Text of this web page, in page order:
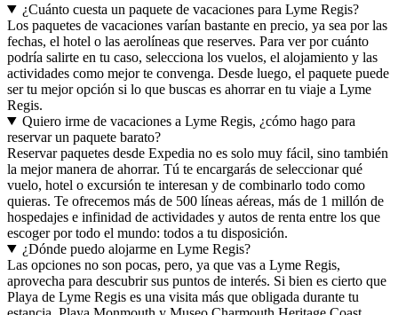
¿Cuánto cuesta un paquete de vacaciones para Lyme Regis?
Los paquetes de vacaciones varían bastante en precio, ya sea por las
fechas, el hotel o las aerolíneas que reserves. Para ver por cuánto
podría salirte en tu caso, selecciona los vuelos, el alojamiento y las
actividades como mejor te convenga. Desde luego, el paquete puede
ser tu mejor opción si lo que buscas es ahorrar en tu viaje a Lyme
Regis.
Quiero irme de vacaciones a Lyme Regis, ¿cómo hago para
reservar un paquete barato?
Reservar paquetes desde Expedia no es solo muy fácil, sino también
la mejor manera de ahorrar. Tú te encargarás de seleccionar qué
vuelo, hotel o excursión te interesan y de combinarlo todo como
quieras. Te ofrecemos más de 500 líneas aéreas, más de 1 millón de
hospedajes e infinidad de actividades y autos de renta entre los que
escoger por todo el mundo: todos a tu disposición.
¿Dónde puedo alojarme en Lyme Regis?
Las opciones no son pocas, pero, ya que vas a Lyme Regis,
aprovecha para descubrir sus puntos de interés. Si bien es cierto que
Playa de Lyme Regis es una visita más que obligada durante tu